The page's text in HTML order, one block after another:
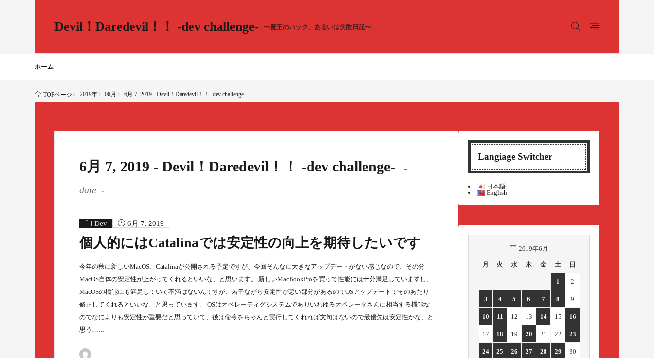
Devil！Daredevil！！ -dev challenge- 〜魔王のハック、あるいは失敗日記〜
ホーム
TOPページ 2019年 06月 6月 7, 2019 - Devil！Daredevil！！ -dev challenge-
6月 7, 2019 - Devil！Daredevil！！ -dev challenge-
date
Dev 6月 7, 2019
個人的にはCatalinaでは安定性の向上を期待したいです
今年の秋に新しいMacOS、Catalinaが公開される予定ですが、今回そんなに大きなアップデートがない感じなので、その分
MacOS自体の安定性が上がってくれるといいな、と思います。 新しいMacBookProを買って性能には十分満足していますし、
MacOSの機能にも満足していて不満はないんですが、若干ながら安定性が悪い部分があるのでOSアップデートでそのあたり
修正してくれるといいな、と思っています。 OSはオペレーティグシステムでありいわゆるオペレータさんに相当する機能な
のでなによりも安定性が重要だと思っていて、後は命令をちゃんと実行してくれれば文句はないので最優先は安定性かな、と
思う……
Langiage Switcher
日本語
English
2019年6月
月 火 水 木 金 土 日
1 2
3 4 5 6 7 8 9
10 11 12 13 14 15 16
17 18 19 20 21 22 23
24 25 26 27 28 29 30